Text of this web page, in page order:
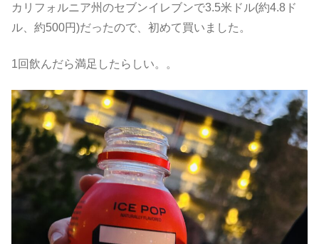
カリフォルニア州のセブンイレブンで3.5米ドル(約4.8ド
ル、約500円)だったので、初めて買いました。
1回飲んだら満足したらしい。。